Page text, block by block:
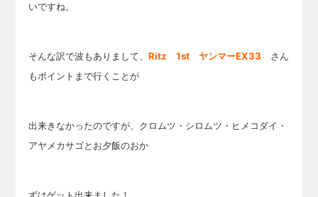
いですね。
そんな訳で波もありまして、Ritz 1st ヤンマーEX33 さん
もポイントまで行くことが
出来きなかったのですが、クロムツ・シロムツ・ヒメコダイ・
アヤメカサゴとお夕飯のおか